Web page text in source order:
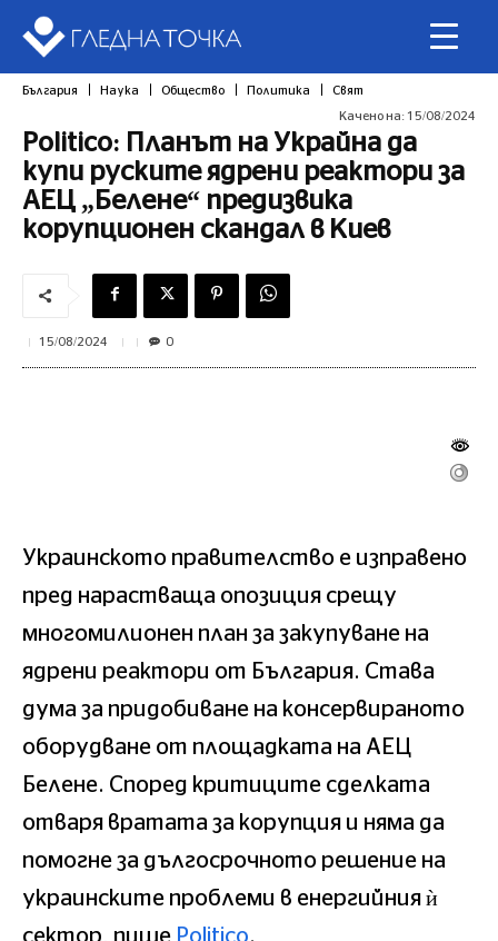
България Наука Общество Политика Свят
Качено на: 15/08/2024
Politico: Планът на Украйна да
купи руските ядрени реактори за
АЕЦ „Белене“ предизвика
корупционен скандал в Киев
15/08/2024 0
Украинското правителство е изправено
пред нарастваща опозиция срещу
многомилионен план за закупуване на
ядрени реактори от България. Става
дума за придобиване на консервираното
оборудване от площадката на АЕЦ
Белене. Според критиците сделката
отваря вратата за корупция и няма да
помогне за дългосрочното решение на
украинските проблеми в енергийния ѝ
сектор, пише Politico.